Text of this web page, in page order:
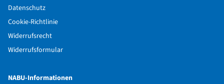
Datenschutz
Cookie-Richtlinie
Widerrufsrecht
Widerrufsformular
NABU-Informationen